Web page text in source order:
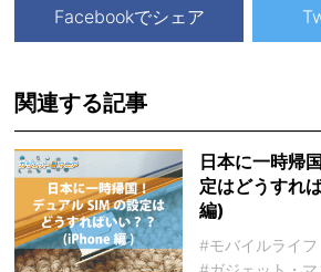
Facebookでシェア
関連する記事
日本に一時帰
定はどうすれ
編)
#モバイルライフ